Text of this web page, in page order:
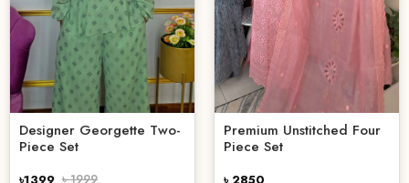
Designer Georgette Two-
Piece Set
৳ 1999
Premium Unstitched Four
Piece Set